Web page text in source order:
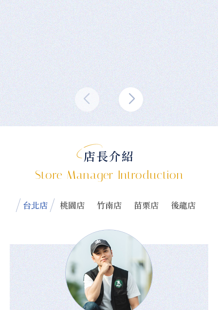
店長介紹
Store Manager Introduction
台北店 桃園店 竹南店 苗栗店 後龍店